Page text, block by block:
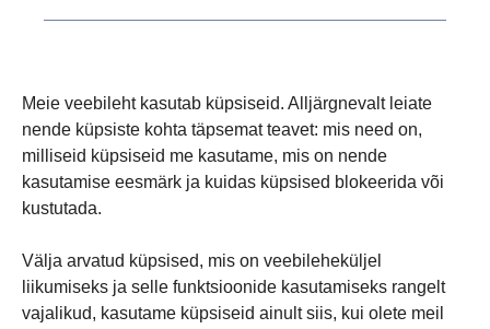
Meie veebileht kasutab küpsiseid. Alljärgnevalt leiate
nende küpsiste kohta täpsemat teavet: mis need on,
milliseid küpsiseid me kasutame, mis on nende
kasutamise eesmärk ja kuidas küpsised blokeerida või
kustutada.
Välja arvatud küpsised, mis on veebileheküljel
liikumiseks ja selle funktsioonide kasutamiseks rangelt
vajalikud, kasutame küpsiseid ainult siis, kui olete meil